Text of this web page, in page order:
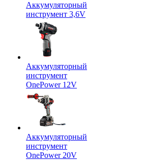
Аккумуляторный
инструмент 3,6V
Аккумуляторный
инструмент
OnePower 12V
Аккумуляторный
инструмент
OnePower 20V